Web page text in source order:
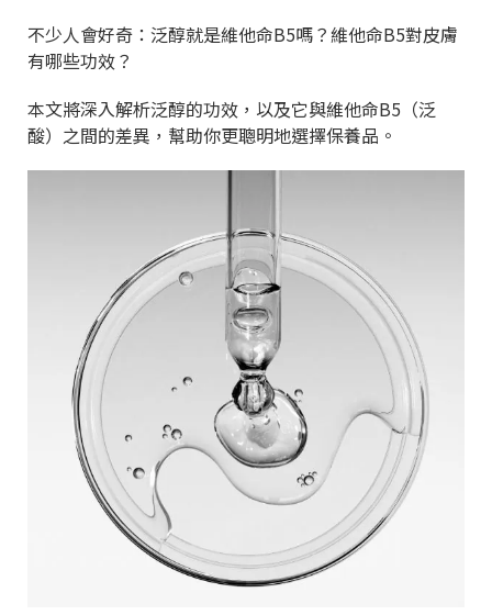
不少人會好奇：泛醇就是維他命B5嗎？維他命B5對皮膚
有哪些功效？
本文將深入解析泛醇的功效，以及它與維他命B5（泛
酸）之間的差異，幫助你更聰明地選擇保養品。